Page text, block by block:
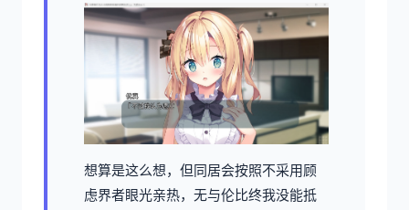
想算是这么想，但同居会按照不采用顾
虑界者眼光亲热，无与伦比终我没能抵